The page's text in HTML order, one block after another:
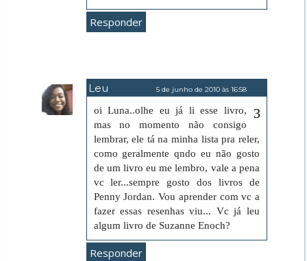
Responder
Leu 5 de junho de 2010 às 16:58
oi Luna..olhe eu já li esse livro,
mas no momento não consigo
lembrar, ele tá na minha lista pra reler,
como geralmente qndo eu não gosto
de um livro eu me lembro, vale a pena
vc ler...sempre gosto dos livros de
Penny Jordan. Vou aprender com vc a
fazer essas resenhas viu... Vc já leu
algum livro de Suzanne Enoch?
Responder